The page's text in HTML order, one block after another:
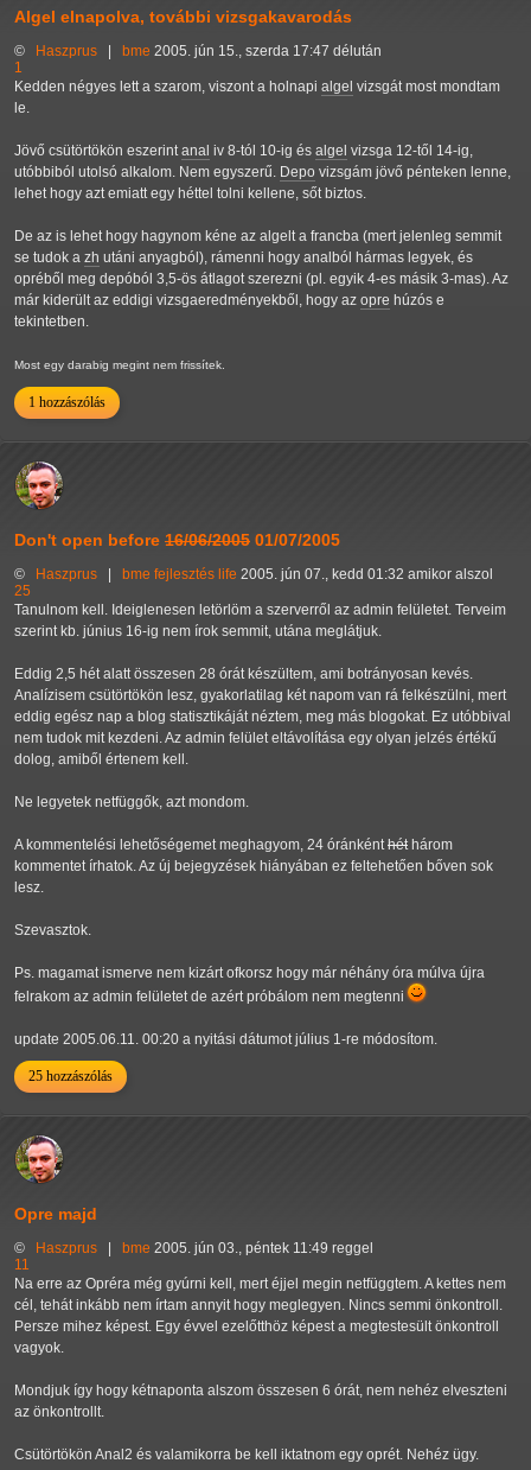
Algel elnapolva, további vizsgakavarodás
© Haszprus | bme 2005. jún 15., szerda 17:47 délután
1
Kedden négyes lett a szarom, viszont a holnapi algel vizsgát most mondtam
le.
Jövő csütörtökön eszerint anal iv 8-tól 10-ig és algel vizsga 12-től 14-ig,
utóbbiból utolsó alkalom. Nem egyszerű. Depo vizsgám jövő pénteken lenne,
lehet hogy azt emiatt egy héttel tolni kellene, sőt biztos.
De az is lehet hogy hagynom kéne az algelt a francba (mert jelenleg semmit
se tudok a zh utáni anyagból), rámenni hogy analból hármas legyek, és
opréből meg depóból 3,5-ös átlagot szerezni (pl. egyik 4-es másik 3-mas). Az
már kiderült az eddigi vizsgaeredményekből, hogy az opre húzós e
tekintetben.
Most egy darabig megint nem frissítek.
1 hozzászólás
Don't open before 16/06/2005 01/07/2005
© Haszprus | bme fejlesztés life 2005. jún 07., kedd 01:32 amikor alszol
25
Tanulnom kell. Ideiglenesen letörlöm a szerverről az admin felületet. Terveim
szerint kb. június 16-ig nem írok semmit, utána meglátjuk.
Eddig 2,5 hét alatt összesen 28 órát készültem, ami botrányosan kevés.
Analízisem csütörtökön lesz, gyakorlatilag két napom van rá felkészülni, mert
eddig egész nap a blog statisztikáját néztem, meg más blogokat. Ez utóbbival
nem tudok mit kezdeni. Az admin felület eltávolítása egy olyan jelzés értékű
dolog, amiből értenem kell.
Ne legyetek netfüggők, azt mondom.
A kommentelési lehetőségemet meghagyom, 24 óránkénthéthárom
kommentet írhatok. Az új bejegyzések hiányában ez feltehetően bőven sok
lesz.
Szevasztok.
Ps. magamat ismerve nem kizárt ofkorsz hogy már néhány óra múlva újra
felrakom az admin felületet de azért próbálom nem megtenni
update 2005.06.11. 00:20 a nyitási dátumot július 1-re módosítom.
25 hozzászólás
Opre majd
© Haszprus | bme 2005. jún 03., péntek 11:49 reggel
11
Na erre az Opréra még gyúrni kell, mert éjjel megin netfüggtem. A kettes nem
cél, tehát inkább nem írtam annyit hogy meglegyen. Nincs semmi önkontroll.
Persze mihez képest. Egy évvel ezelőtthöz képest a megtestesült önkontroll
vagyok.
Mondjuk így hogy kétnaponta alszom összesen 6 órát, nem nehéz elveszteni
az önkontrollt.
Csütörtökön Anal2 és valamikorra be kell iktatnom egy oprét. Nehéz ügy.